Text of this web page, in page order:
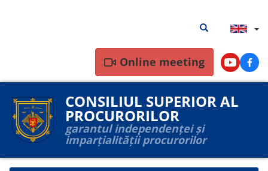
Search
results
Search results
Online meeting Youtube
CONSILIUL SUPERIOR AL
PROCURORILOR
garantul independenței și
imparțialității procurorilor